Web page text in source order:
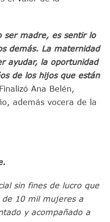
ser madre, es sentir lo
demás. La maternidad
ayudar, la oportunidad
de los hijos que están
Ana Belén,
además vocera de la
sin fines de lucro que
de 10 mil mujeres a
y acompañado a